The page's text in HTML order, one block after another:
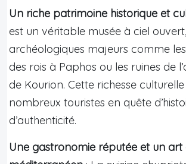
Un riche patrimoine historique et
est un véritable musée à ciel
archéologiques majeurs comme
des rois à Paphos ou les ruines de
de Kourion. Cette richesse
nombreux touristes en quête
d’authenticité.
Une gastronomie réputée et un art